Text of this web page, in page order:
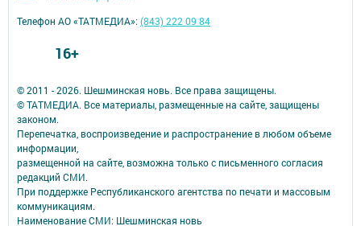
© 2011 - 2026. Шешминская новь. Все права защищены.
© ТАТМЕДИА. Все материалы, размещенные на сайте, защищены
законом.
Перепечатка, воспроизведение и распространение в любом объеме
информации,
размещенной на сайте, возможна только с письменного согласия
редакций СМИ.
При поддержке Республиканского агентства по печати и массовым
коммуникациям.
Наименование СМИ: Шешминская новь
Телефон АО «ТАТМЕДИА»:(843) 222 09 84
16+